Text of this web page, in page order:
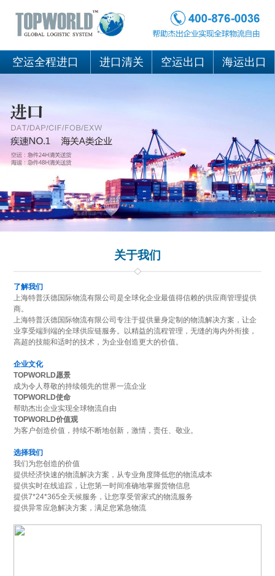
空运全程进口 进口清关 空运出口 海运出口
关于我们
了解我们
上海特普沃德国际物流有限公司是全球化企业最值得信赖的供应商管理提供
商。
上海特普沃德国际物流有限公司专注于提供量身定制的物流解决方案，让企
业享受端到端的全球供应链服务。以精益的流程管理，无缝的海内外衔接，
高超的技能和适时的技术，为企业创造更大的价值。
企业文化
TOPWORLD愿景
成为令人尊敬的持续领先的世界一流企业
TOPWORLD使命
帮助杰出企业实现全球物流自由
TOPWORLD价值观
为客户创造价值，持续不断地创新，激情，责任、敬业。
选择我们
我们为您创造的价值
提供经济快速的物流解决方案，从专业角度降低您的物流成本
提供实时在线追踪，让您第一时间准确地掌握货物信息
提供7*24*365全天候服务，让您享受管家式的物流服务
提供异常应急解决方案，满足您紧急物流